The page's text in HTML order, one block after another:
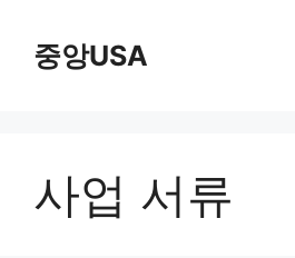
중앙USA
사업 서류